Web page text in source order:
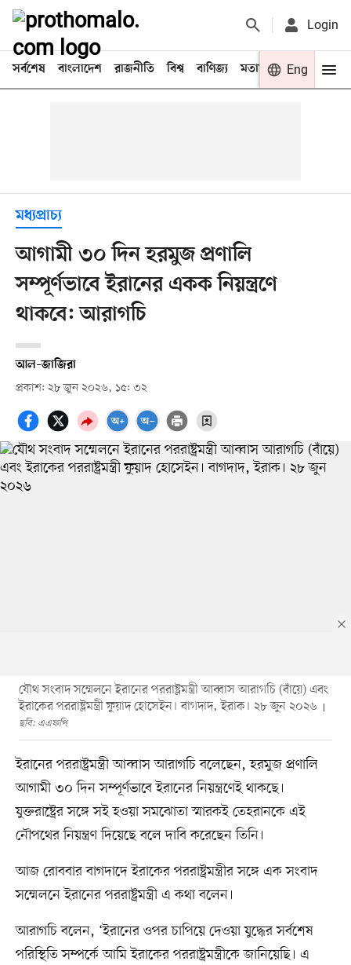
Login
সর্বশেষ বাংলাদেশ রাজনীতি বিশ্ব বাণিজ্য মতামত খেলা
Eng
মধ্যপ্রাচ্য
আগামী ৩০ দিন হরমুজ প্রণালি
সম্পূর্ণভাবে ইরানের একক নিয়ন্ত্রণে
থাকবে: আরাগচি
আল–জাজিরা
প্রকাশ: ২৮ জুন ২০২৬, ১৫: ৩২
যৌথ সংবাদ সম্মেলনে ইরানের পররাষ্ট্রমন্ত্রী আব্বাস আরাগচি (বাঁয়ে) এবং
ইরাকের পররাষ্ট্রমন্ত্রী ফুয়াদ হোসেইন। বাগদাদ, ইরাক। ২৮ জুন ২০২৬
ছবি: এএফপি
ইরানের পররাষ্ট্রমন্ত্রী আব্বাস আরাগচি বলেছেন, হরমুজ প্রণালি
আগামী ৩০ দিন সম্পূর্ণভাবে ইরানের নিয়ন্ত্রণেই থাকছে।
যুক্তরাষ্ট্রের সঙ্গে সই হওয়া সমঝোতা স্মারকই তেহরানকে এই
নৌপথের নিয়ন্ত্রণ দিয়েছে বলে দাবি করেছেন তিনি।
আজ রোববার বাগদাদে ইরাকের পররাষ্ট্রমন্ত্রীর সঙ্গে এক সংবাদ
সম্মেলনে ইরানের পররাষ্ট্রমন্ত্রী এ কথা বলেন।
আরাগচি বলেন, ‘ইরানের ওপর চাপিয়ে দেওয়া যুদ্ধের সর্বশেষ
পরিস্থিতি সম্পর্কে আমি ইরাকের পররাষ্ট্রমন্ত্রীকে জানিয়েছি। এ